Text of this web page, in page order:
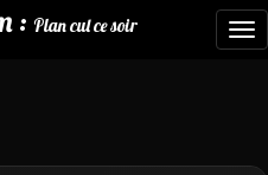
: Plan cul ce soir